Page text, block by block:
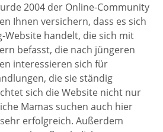
2004 der Online-Community
Ihnen versichern, dass es sich
Website handelt, die sich mit
befasst, die nach jüngeren
interessieren sich für
die sie ständig
sich die Website nicht nur
Mamas suchen auch hier
erfolgreich. Außerdem